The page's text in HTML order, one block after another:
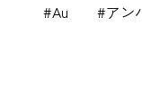
Au アン